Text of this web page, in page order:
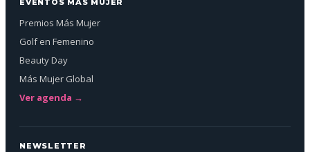
EVENTOS MÁS MUJER
Premios Más Mujer
Golf en Femenino
Beauty Day
Más Mujer Global
Ver agenda →
NEWSLETTER